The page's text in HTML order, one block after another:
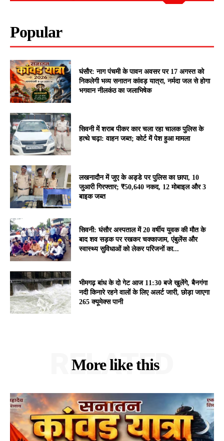
Popular
घंसौर: नाग पंचमी के पावन अवसर पर 17 अगस्त को
निकलेगी भव्य सनातन कांवड़ यात्रा, नर्मदा जल से होगा
भगवान नीलकंठ का जलाभिषेक
सिवनी में शराब पीकर कार चला रहा चालक पुलिस के
हत्थे चढ़ा: वाहन जब्त; कोर्ट में पेश हुआ मामला
लखनादौन में जुए के अड्डे पर पुलिस का छापा, 10
जुआरी गिरफ्तार; ₹50,640 नकद, 12 मोबाइल और 3
बाइक जब्त
सिवनी: घंसौर अस्पताल में 20 वर्षीय युवक की मौत के
बाद शव सड़क पर रखकर चक्काजाम, एंबुलेंस और
स्वास्थ्य सुविधाओं को लेकर परिजनों का...
भीमगढ़ बांध के दो गेट आज 11:30 बजे खुलेंगे, बैनगंगा
नदी किनारे रहने वालों के लिए अलर्ट जारी, छोड़ा जाएगा
265 क्यूमेक्स पानी
More like this
RELATED